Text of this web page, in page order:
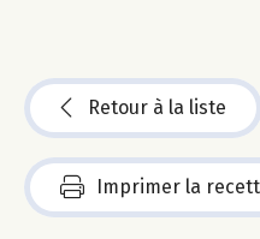
Retour à la liste
Imprimer la